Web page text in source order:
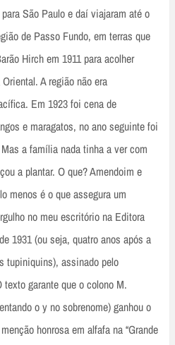
São Paulo e daí viajaram até o
de Passo Fundo, em terras que
Hirch em 1911 para acolher
A região não era
Em 1923 foi cena de
e maragatos, no ano seguinte foi
a família nada tinha a ver com
a plantar. O que? Amendoim e
menos é o que assegura um
no meu escritório na Editora
1931 (ou seja, quatro anos após a
tupiniquins), assinado pelo
garante que o colono M.
o y no sobrenome) ganhou o
honrosa em alfafa na “Grande